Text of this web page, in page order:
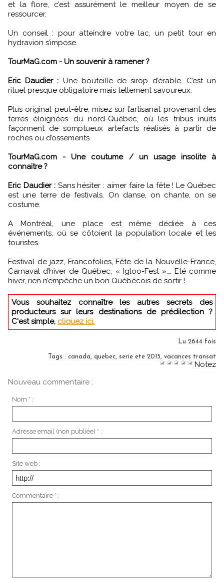
et la flore, c’est assurément le meilleur moyen de se
ressourcer.
Un conseil : pour atteindre votre lac, un petit tour en
hydravion s’impose.
TourMaG.com - Un souvenir à ramener ?
Eric Daudier : Une bouteille de sirop d’érable. C’est un
rituel presque obligatoire mais tellement savoureux.
Plus original peut-être, misez sur l’artisanat provenant des
terres éloignées du nord-Québec, où les tribus inuits
façonnent de somptueux artefacts réalisés à partir de
roches ou d’ossements.
TourMaG.com - Une coutume / un usage insolite à
connaitre ?
Eric Daudier :Sans hésiter : aimer faire la fête ! Le Québec
est une terre de festivals. On danse, on chante, on se
costume.
A Montréal, une place est même dédiée à ces
événements, où se côtoient la population locale et les
touristes.
Festival de jazz, Francofolies, Fête de la Nouvelle-France,
Carnaval d’hiver de Québec, « Igloo-Fest »…. Eté comme
hiver, rien n’empêche un bon Québécois de sortir !
Vous souhaitez connaître les autres secrets des
producteurs sur leurs destinations de prédilection ?
C'est simple, cliquez ici.
Lu 2644 fois
Tags : canada quebec serie ete 2015 vacances transat
Notez
Nouveau commentaire :
Nom * :
Adresse email (non publiée) * :
Site web :
Commentaire * :